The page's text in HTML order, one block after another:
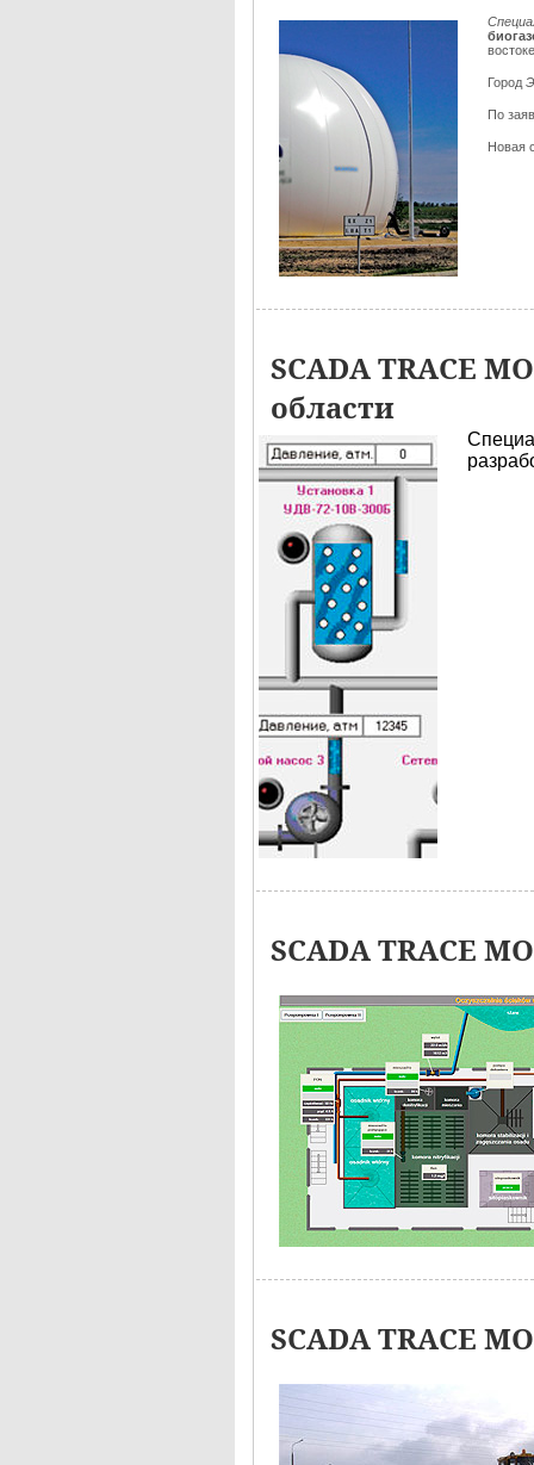
Город
По
Новая
SCADA TRACE
области
SCADA TRACE
SCADA TRACE